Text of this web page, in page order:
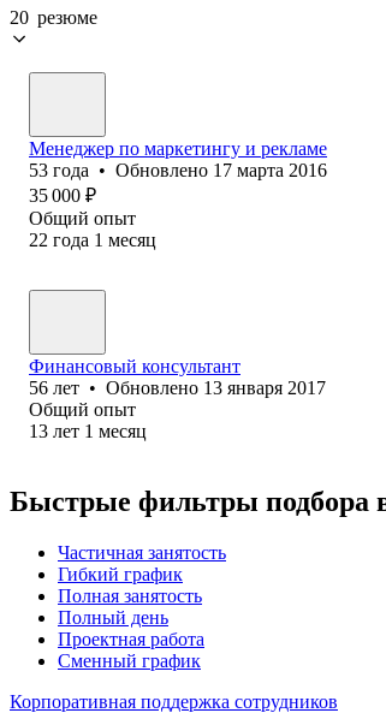
20 резюме
Менеджер по маркетингу и рекламе
53 года • Обновлено 17 марта 2016
35 000 ₽
Общий опыт
22 года 1 месяц
Финансовый консультант
56 лет • Обновлено 13 января 2017
Общий опыт
13 лет 1 месяц
Быстрые фильтры подбора
Частичная занятость
Гибкий график
Полная занятость
Полный день
Проектная работа
Сменный график
Корпоративная поддержка сотрудников